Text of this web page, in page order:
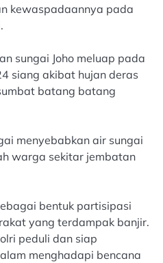
kewaspadaannya pada
sungai Joho meluap pada
siang akibat hujan deras
batang batang
menyebabkan air sungai
warga sekitar jembatan
bentuk partisipasi
yang terdampak banjir.
peduli dan siap
menghadapi bencana